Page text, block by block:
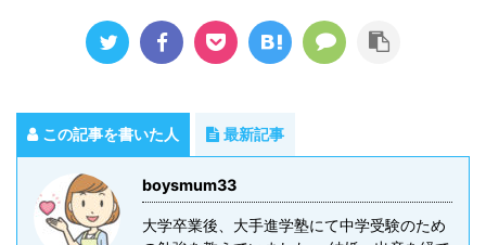
この記事を書いた人 最新記事
boysmum33
大学卒業後、大手進学塾にて中学受験のため